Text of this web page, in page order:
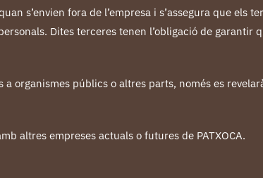
s’envien fora de l’empresa i s’assegura que
Dites terceres tenen l’obligació de
organismes públics o altres parts, només es
altres empreses actuals o futures de PATXOCA.